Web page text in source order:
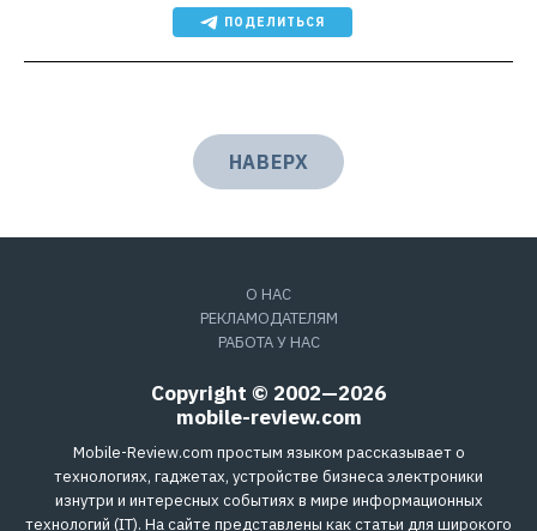
ПОДЕЛИТЬСЯ
НАВЕРХ
О НАС
РЕКЛАМОДАТЕЛЯМ
РАБОТА У НАС
Copyright © 2002—2026
mobile-review.com
Mobile-Review.com простым языком рассказывает о
технологиях, гаджетах, устройстве бизнеса электроники
изнутри и интересных событиях в мире информационных
технологий (IT). На сайте представлены как статьи для широкого